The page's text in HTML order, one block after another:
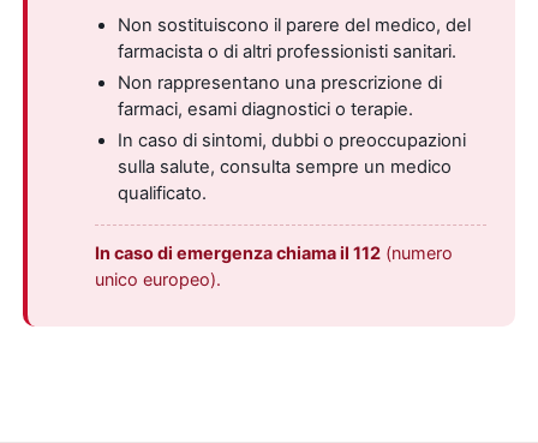
Non sostituiscono il parere del medico, del
farmacista o di altri professionisti sanitari.
Non rappresentano una prescrizione di
farmaci, esami diagnostici o terapie.
In caso di sintomi, dubbi o preoccupazioni
sulla salute, consulta sempre un medico
qualificato.
In caso di emergenza chiama il 112 (numero
unico europeo).